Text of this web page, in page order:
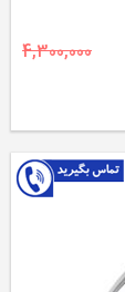
4,300,000